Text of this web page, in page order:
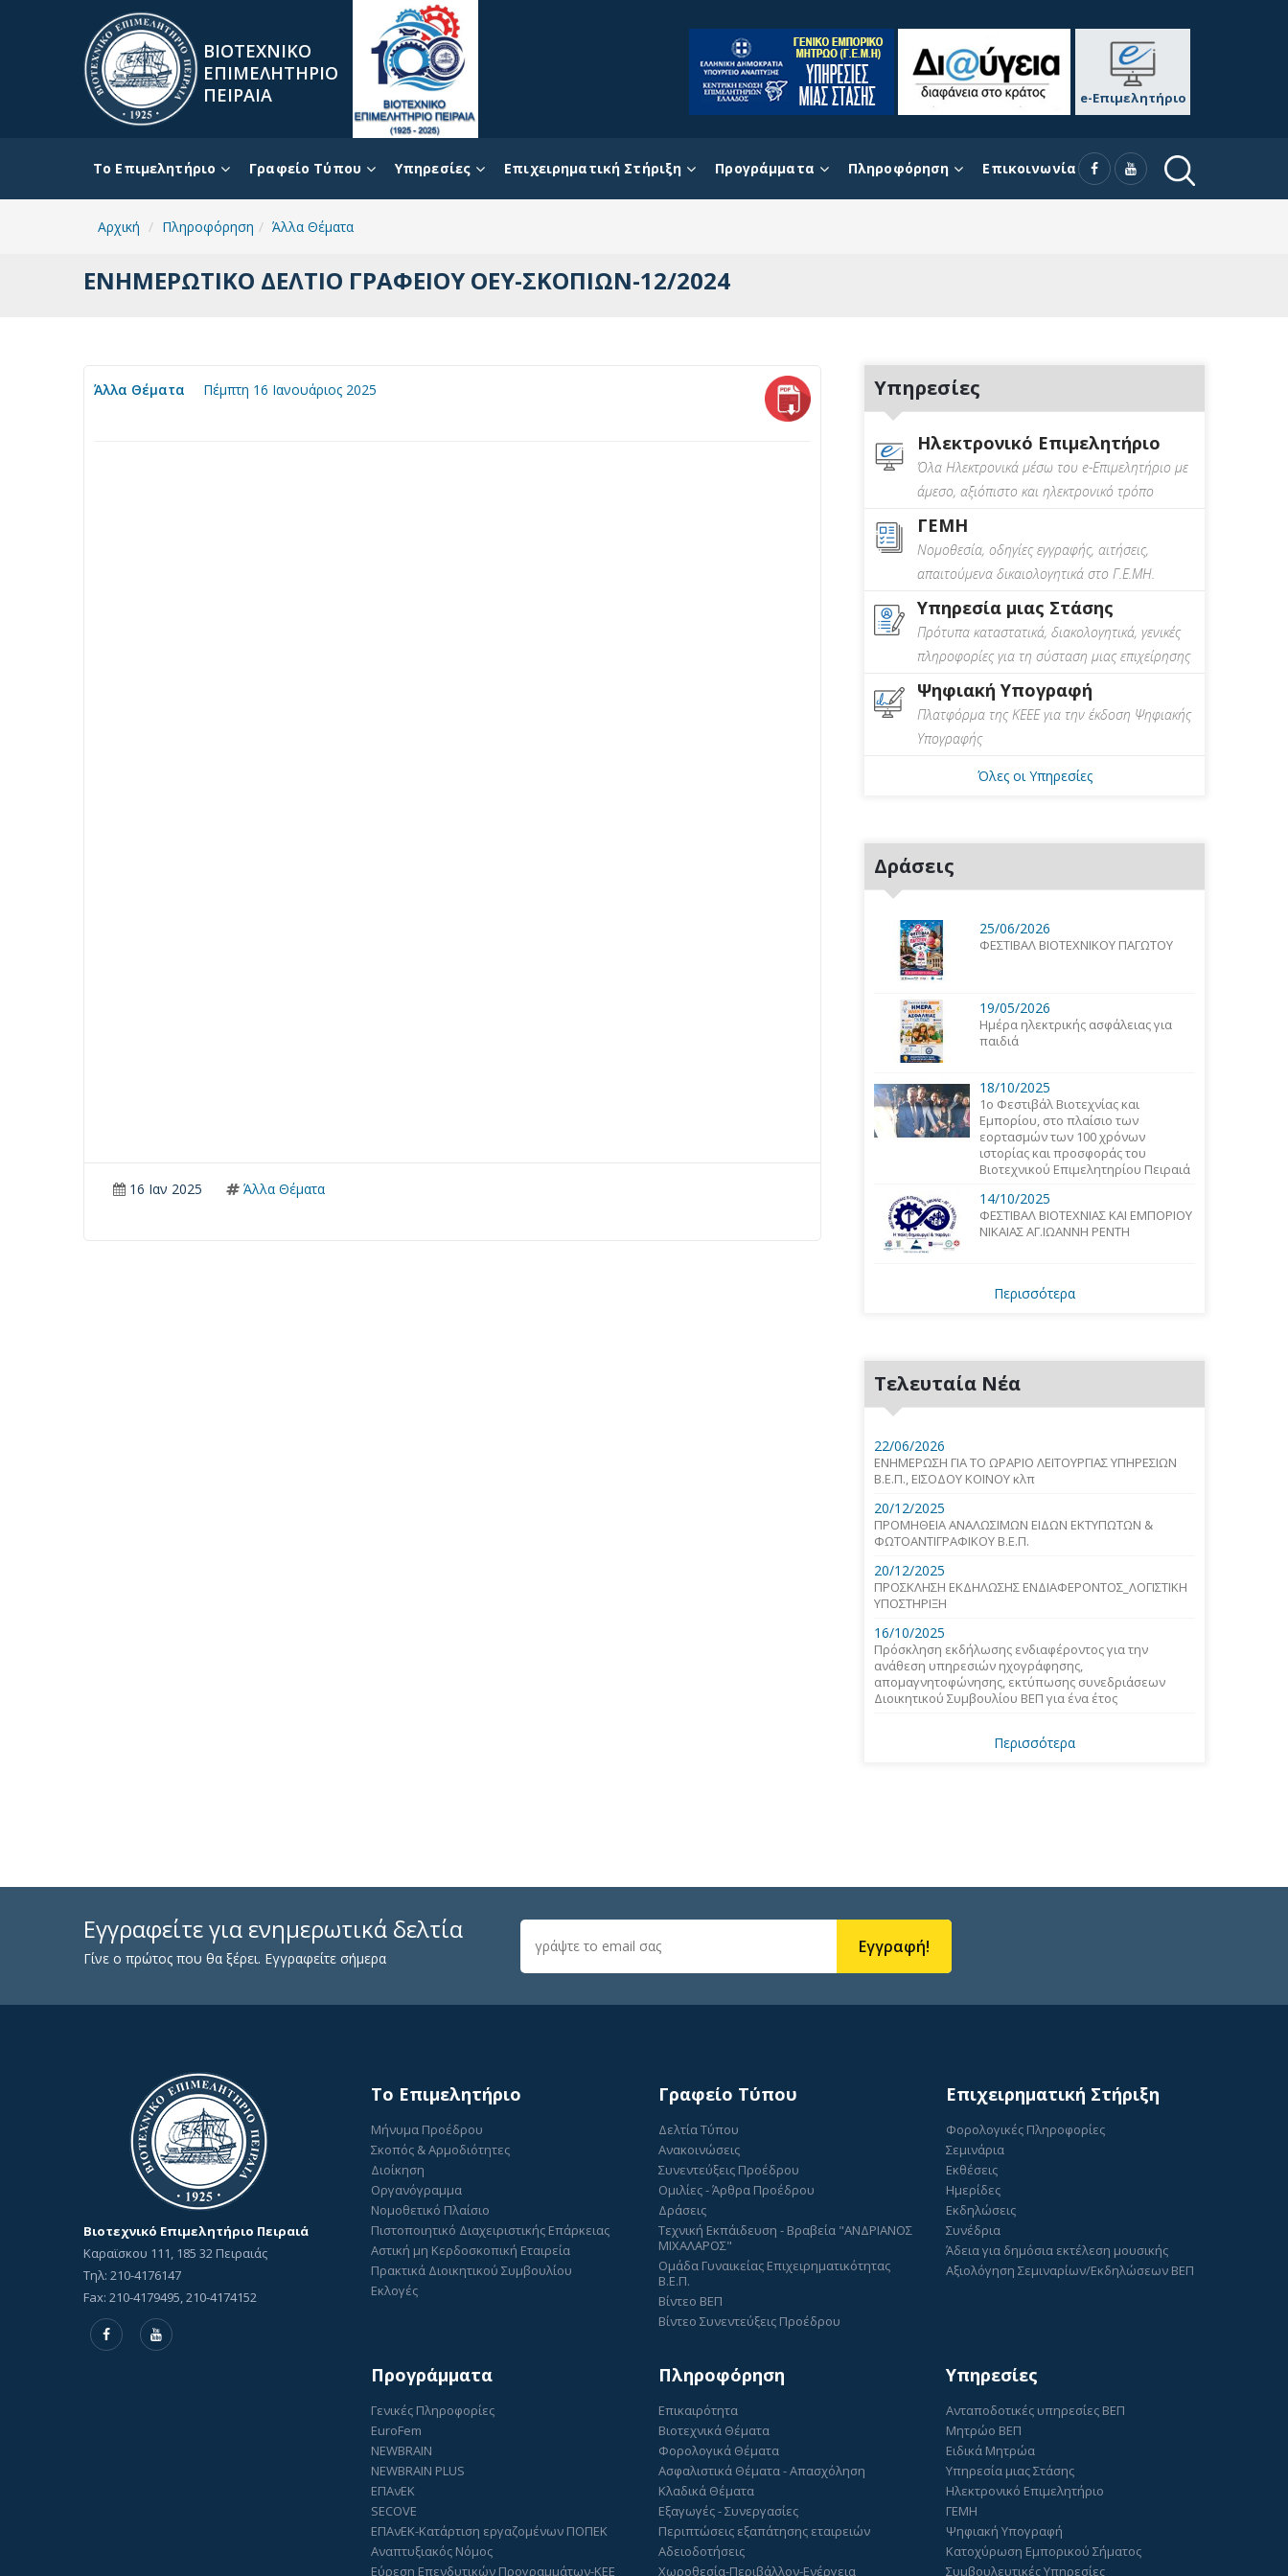
ΒΙΟΤΕΧΝΙΚΟ
ΕΠΙΜΕΛΗΤΗΡΙΟ
ΠΕΙΡΑΙΑ
e-Επιμελητήριο
To Επιμελητήριο Γραφείο Τύπου Υπηρεσίες Επιχειρηματική Στήριξη Προγράμματα Πληροφόρηση Επικοινωνία
Αρχική Πληροφόρηση Άλλα Θέματα
ΕΝΗΜΕΡΩΤΙΚΟ ΔΕΛΤΙΟ ΓΡΑΦΕΙΟΥ ΟΕΥ-ΣΚΟΠΙΩΝ-12/2024
Άλλα Θέματα Πέμπτη 16 Ιανουάριος 2025
16 Ιαν 2025 Άλλα Θέματα
Υπηρεσίες
Ηλεκτρονικό Επιμελητήριο
Όλα Ηλεκτρονικά μέσω του e-Επιμελητήριο με
άμεσο, αξιόπιστο και ηλεκτρονικό τρόπο
ΓΕΜΗ
Νομοθεσία, οδηγίες εγγραφής, αιτήσεις,
απαιτούμενα δικαιολογητικά στο Γ.Ε.ΜΗ.
Υπηρεσία μιας Στάσης
Πρότυπα καταστατικά, διακολογητικά, γενικές
πληροφορίες για τη σύσταση μιας επιχείρησης
Ψηφιακή Υπογραφή
Πλατφόρμα της ΚΕΕΕ για την έκδοση Ψηφιακής
Υπογραφής
Όλες οι Υπηρεσίες
Δράσεις
25/06/2026
ΦΕΣΤΙΒΑΛ ΒΙΟΤΕΧΝΙΚΟΥ ΠΑΓΩΤΟΥ
19/05/2026
Ημέρα ηλεκτρικής ασφάλειας για
παιδιά
18/10/2025
1o Φεστιβάλ Βιοτεχνίας και
Εμπορίου, στο πλαίσιο των
εορτασμών των 100 χρόνων
ιστορίας και προσφοράς του
Βιοτεχνικού Επιμελητηρίου Πειραιά
14/10/2025
ΦΕΣΤΙΒΑΛ ΒΙΟΤΕΧΝΙΑΣ ΚΑΙ ΕΜΠΟΡΙΟΥ
ΝΙΚΑΙΑΣ ΑΓ.ΙΩΑΝΝΗ ΡΕΝΤΗ
Περισσότερα
Τελευταία Νέα
22/06/2026
ΕΝΗΜΕΡΩΣΗ ΓΙΑ ΤΟ ΩΡΑΡΙΟ ΛΕΙΤΟΥΡΓΙΑΣ ΥΠΗΡΕΣΙΩΝ
Β.Ε.Π., ΕΙΣΟΔΟΥ ΚΟΙΝΟΥ κλπ
20/12/2025
ΠΡΟΜΗΘΕΙΑ ΑΝΑΛΩΣΙΜΩΝ ΕΙΔΩΝ ΕΚΤΥΠΩΤΩΝ &
ΦΩΤΟΑΝΤΙΓΡΑΦΙΚΟΥ Β.Ε.Π.
20/12/2025
ΠΡΟΣΚΛΗΣΗ ΕΚΔΗΛΩΣΗΣ ΕΝΔΙΑΦΕΡΟΝΤΟΣ_ΛΟΓΙΣΤΙΚΗ
ΥΠΟΣΤΗΡΙΞΗ
16/10/2025
Πρόσκληση εκδήλωσης ενδιαφέροντος για την
ανάθεση υπηρεσιών ηχογράφησης,
απομαγνητοφώνησης, εκτύπωσης συνεδριάσεων
Διοικητικού Συμβουλίου ΒΕΠ για ένα έτος
Περισσότερα
Εγγραφείτε για ενημερωτικά δελτία
Γίνε ο πρώτος που θα ξέρει. Εγγραφείτε σήμερα
Εγγραφή!
Βιοτεχνικό Επιμελητήριο Πειραιά
Καραϊσκου 111, 185 32 Πειραιάς
Τηλ: 210-4176147
Fax: 210-4179495, 210-4174152
To Επιμελητήριο
Μήνυμα Προέδρου
Σκοπός & Αρμοδιότητες
Διοίκηση
Οργανόγραμμα
Νομοθετικό Πλαίσιο
Πιστοποιητικό Διαχειριστικής Επάρκειας
Αστική μη Κερδοσκοπική Εταιρεία
Πρακτικά Διοικητικού Συμβουλίου
Εκλογές
Γραφείο Τύπου
Δελτία Τύπου
Ανακοινώσεις
Συνεντεύξεις Προέδρου
Ομιλίες - Άρθρα Προέδρου
Δράσεις
Τεχνική Εκπάιδευση - Βραβεία "ΑΝΔΡΙΑΝΟΣ
ΜΙΧΑΛΑΡΟΣ"
Ομάδα Γυναικείας Επιχειρηματικότητας
Β.Ε.Π.
Βίντεο ΒΕΠ
Βίντεο Συνεντεύξεις Προέδρου
Επιχειρηματική Στήριξη
Φορολογικές Πληροφορίες
Σεμινάρια
Εκθέσεις
Ημερίδες
Εκδηλώσεις
Συνέδρια
Άδεια για δημόσια εκτέλεση μουσικής
Αξιολόγηση Σεμιναρίων/Εκδηλώσεων ΒΕΠ
Προγράμματα
Γενικές Πληροφορίες
EuroFem
NEWBRAIN
NEWBRAIN PLUS
ΕΠΑνΕΚ
SECOVE
ΕΠΑνΕΚ-Κατάρτιση εργαζομένων ΠΟΠΕΚ
Αναπτυξιακός Νόμος
Εύρεση Επενδυτικών Προγραμμάτων-ΚΕΕ
Πληροφόρηση
Επικαιρότητα
Βιοτεχνικά Θέματα
Φορολογικά Θέματα
Ασφαλιστικά Θέματα - Απασχόληση
Κλαδικά Θέματα
Εξαγωγές - Συνεργασίες
Περιπτώσεις εξαπάτησης εταιρειών
Αδειοδοτήσεις
Χωροθεσία-Περιβάλλον-Ενέργεια
Υπηρεσίες
Ανταποδοτικές υπηρεσίες ΒΕΠ
Μητρώο ΒΕΠ
Ειδικά Μητρώα
Υπηρεσία μιας Στάσης
Ηλεκτρονικό Επιμελητήριο
ΓΕΜΗ
Ψηφιακή Υπογραφή
Κατοχύρωση Εμπορικού Σήματος
Συμβουλευτικές Υπηρεσίες